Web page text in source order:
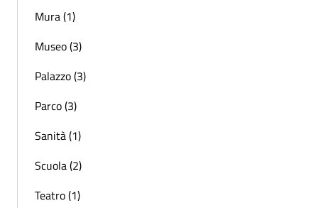
Mura (1)
Museo (3)
Palazzo (3)
Parco (3)
Sanità (1)
Scuola (2)
Teatro (1)